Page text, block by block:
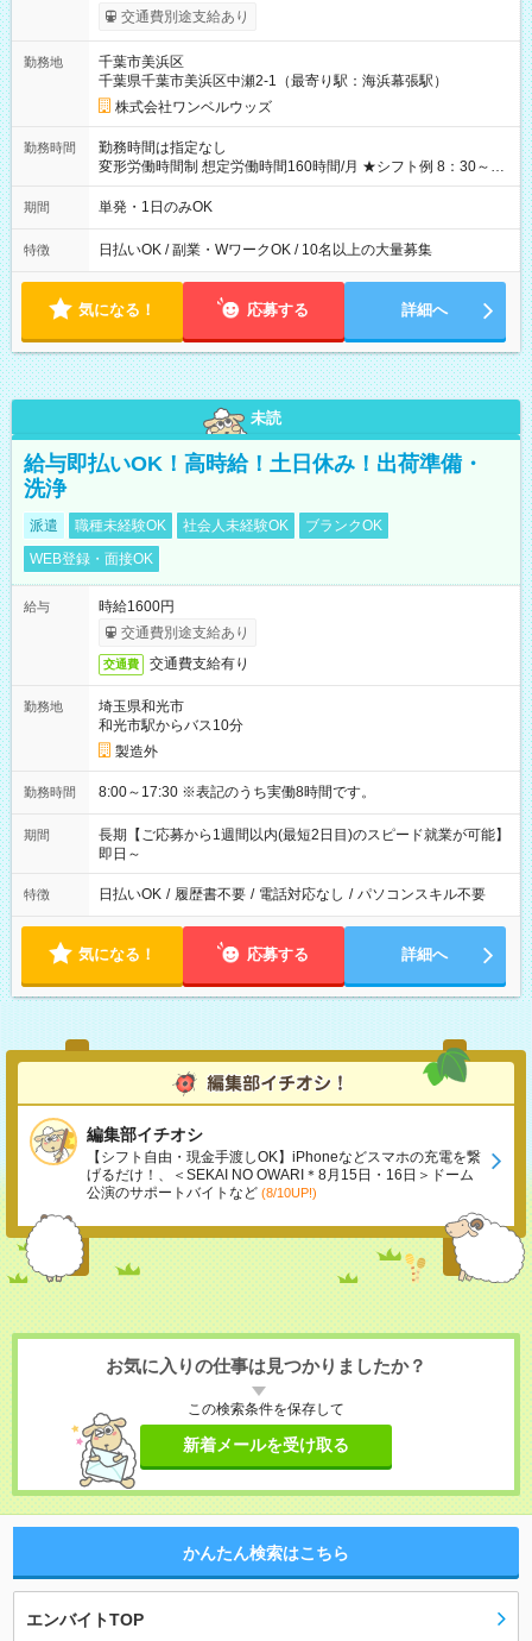
給！ ※往復500円以内の方は自己負担となります ★日払いOK！
（規定あり） ┗働いたその日に現金GET♪ お仕事後はコンビニ
なし
交通費別途支給あり
勤務地
千葉市美浜区
千葉県千葉市美浜区中瀬2-1（最寄り駅：海浜幕張駅）
株式会社ワンベルウッズ
勤務時間
勤務時間は指定なし
変形労働時間制 想定労働時間160時間/月 ★シフト例 8：30～
19：00
期間 単発・1日のみOK
特徴 日払いOK / 副業・WワークOK / 10名以上の大量募集
気になる！ 応募する 詳細へ
未読
給与即払いOK！高時給！土日休み！出荷準備・
洗浄
派遣 職種未経験OK 社会人未経験OK
ブランクOK
WEB登録・面接OK
給与
時給1600円
交通費別途支給あり
交通費 交通費支給有り
勤務地
埼玉県和光市
和光市駅からバス10分
製造外
勤務時間 8:00～17:30 ※表記のうち実働8時間です。
期間
長期【ご応募から1週間以内(最短2日目)のスピード就業が可能】
即日～
特徴 日払いOK / 履歴書不要 / 電話対応なし / パソコンスキル不要
気になる！ 応募する 詳細へ
編集部イチオシ
【シフト自由・現金手渡しOK】iPhoneなどスマホの充電を繋
げるだけ！、＜SEKAI NO OWARI＊8月15日・16日＞ドーム
公演のサポートバイトなど (8/10UP!)
お気に入りの仕事は見つかりましたか？
この検索条件を保存して
新着メールを受け取る
かんたん検索はこちら
エンバイトTOP